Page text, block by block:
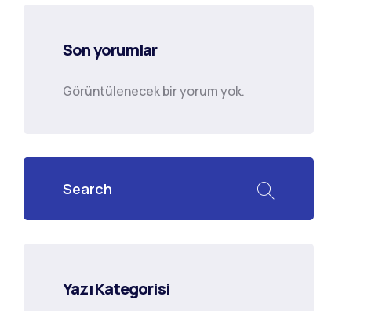
Son yorumlar
Görüntülenecek bir yorum yok.
Yazı Kategorisi